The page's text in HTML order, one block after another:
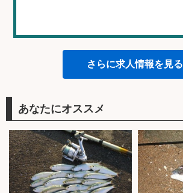
さらに求人情報を見る
あなたにオススメ